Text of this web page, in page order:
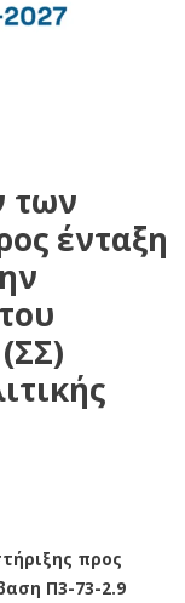
των
ένταξη
προς
Π3-73-2.9